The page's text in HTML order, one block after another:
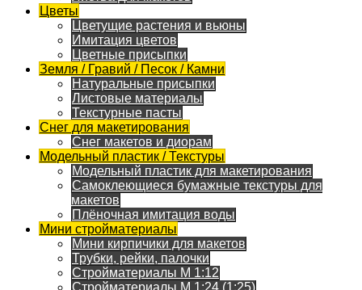
Цветы
Цветущие растения и вьюны
Имитация цветов
Цветные присыпки
Земля / Гравий / Песок / Камни
Натуральные присыпки
Листовые материалы
Текстурные пасты
Снег для макетирования
Снег макетов и диорам
Модельный пластик / Текстуры
Модельный пластик для макетирования
Самоклеющиеся бумажные текстуры для
макетов
Плёночная имитация воды
Мини стройматериалы
Мини кирпичики для макетов
Трубки, рейки, палочки
Стройматериалы M 1:12